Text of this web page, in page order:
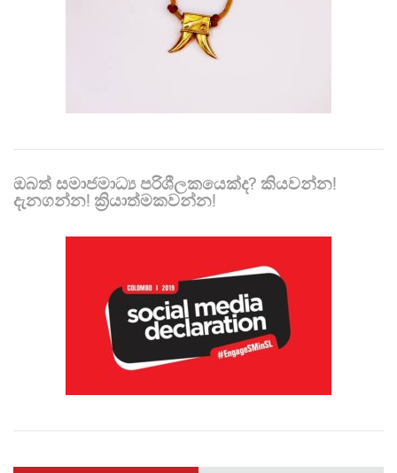
ඔබත් සමාජමාධ්‍ය පරිශීලකයෙක්ද? කියවන්න!
දැනගන්න! ක්‍රියාත්මකවන්න!